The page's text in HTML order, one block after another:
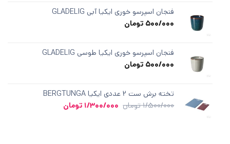
فنجان اسپرسو خوری ایکیا آبی GLADELIG
500/000 تومان
فنجان اسپرسو خوری ایکیا طوسی GLADELIG
500/000 تومان
تخته برش ست ۲ عددی ایکیا BERGTUNGA
1/500/000 تومان قیمت
1/300/000 تومان